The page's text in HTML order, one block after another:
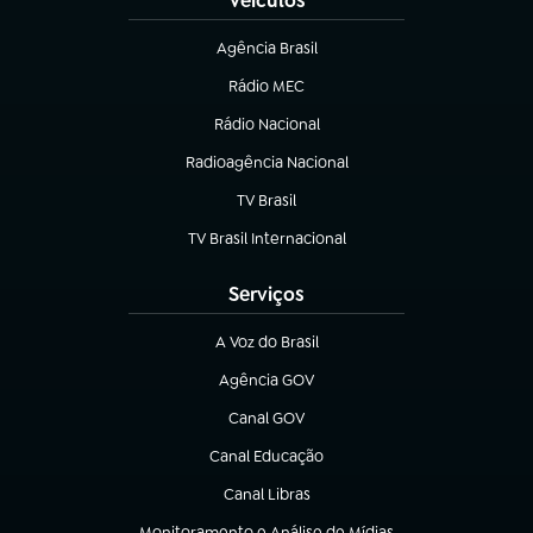
Agência Brasil
(abre em nova aba)
Rádio MEC
Rádio Nacional
(abre em nova aba)
Radioagência Nacional
(abre em nova aba)
TV Brasil
(abre em nova aba)
TV Brasil Internacional
(abre em nova aba)
Serviços
A Voz do Brasil
(abre em nova aba)
Agência GOV
(abre em nova aba)
Canal GOV
(abre em nova aba)
Canal Educação
(abre em nova aba)
Canal Libras
(abre em nova aba)